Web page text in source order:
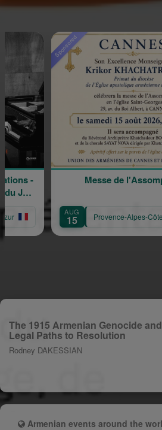
Messe de l'Assomption
Provence-Alpes-Côte-d’Azur
The 1915 Armenian Genocide and
Legal Paths to Resolution
Rodney DAKESSIAN
Armenian events around the